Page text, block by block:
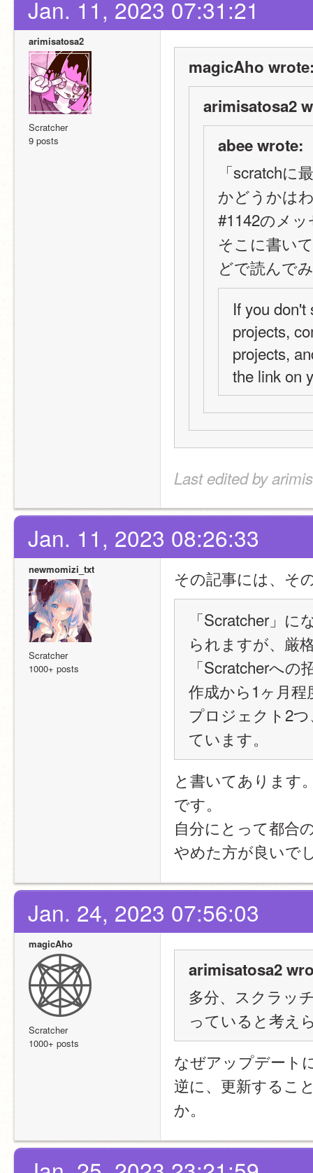
Jan. 11, 2023 07:31:21
arimisatosa2
Scratcher
9 posts
magicAho
arimisatosa2
abee wrote:
「scratch
かどうかは
#1142のメ
そこに書い
どで読んで
If you don't
projects,
projects,
the link on
Last edited by
Jan. 11, 2023 08:26:33
newmomizi_txt
Scratcher
1000+ posts
その記事には、そ
「Scratcher」
られますが、厳
「Scratcherへ
作成から1ヶ月
プロジェクト2
ています。
と書いてあります
です。
自分にとって都合
やめた方が良いで
Jan. 24, 2023 07:56:03
magicAho
Scratcher
1000+ posts
arimisatosa2
多分、スクラッ
っていると考え
なぜアップデート
逆に、更新するこ
か。